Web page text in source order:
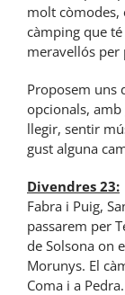
molt còmodes,
càmping que
meravellós per
Proposem uns
opcionals, amb
llegir, sentir
gust alguna
Divendres 23:
Fabra i Puig,
passarem per
de Solsona on
Morunys. El
Coma i a Pedra.